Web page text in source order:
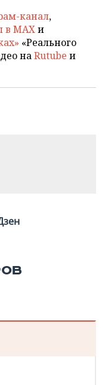
канал,
в MAXи
«Реального
наRutube и